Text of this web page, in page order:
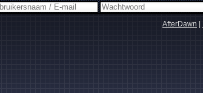
AfterDawn